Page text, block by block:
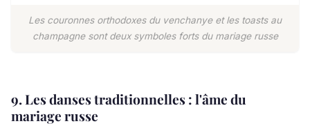
Les couronnes orthodoxes du venchanye et les toasts au
champagne sont deux symboles forts du mariage russe
9. Les danses traditionnelles : l'âme du
mariage russe